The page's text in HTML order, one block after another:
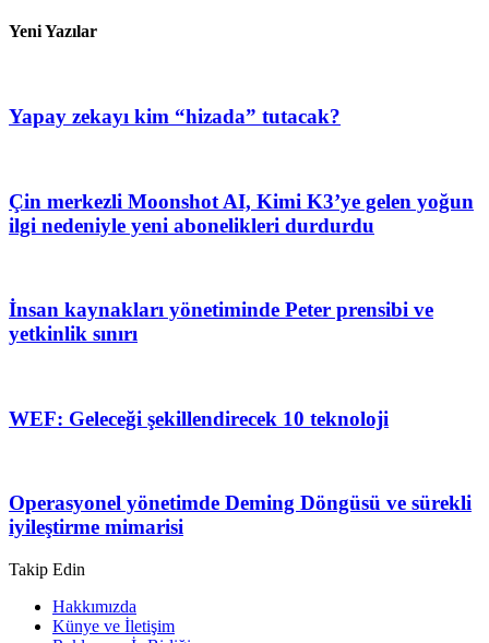
Yeni Yazılar
Yapay zekayı kim “hizada” tutacak?
Çin merkezli Moonshot AI, Kimi K3’ye gelen yoğun
ilgi nedeniyle yeni abonelikleri durdurdu
İnsan kaynakları yönetiminde Peter prensibi ve
yetkinlik sınırı
WEF: Geleceği şekillendirecek 10 teknoloji
Operasyonel yönetimde Deming Döngüsü ve sürekli
iyileştirme mimarisi
Takip Edin
Hakkımızda
Künye ve İletişim